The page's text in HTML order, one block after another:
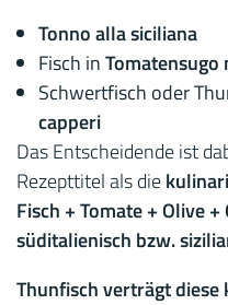
Tonno alla siciliana
Fisch inTomatensugo
Schwertfisch oder
capperi
Das Entscheidende ist
Rezepttitel als die
Fisch + Tomate + Olive
süditalienisch bzw.
Thunfisch verträgt diese